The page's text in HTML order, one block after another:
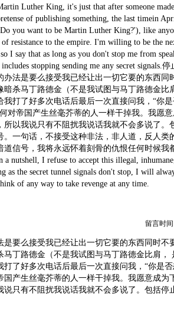
Luther King, it's just that after someone
of publishing something, the last timein
you want to be Martin Luther King?'), like
of resistance to the empire. I'm willing to be the
I say that as long as you don't stop me from
stopping sending me any secret signals.
办法是要么接受我已经让出一切它要的东西同
暗杀马丁路德金（不是我试图与马丁路德金比
我打了好多次电话后最后一次直接问我，“你
对帝国产生丝毫芥蒂的人一样干掉我。我愿
所以我说只有不阻扰我说话我就不会多说了。
。一句话，不接受这种非法，非人道，反人类
道信号，我将永远怀着刻骨的仇恨任何时候我
a nutshell, I refuse to accept this illegal,
as the secret tunnel signals don't stop, I will
of any way to take revenge at any time.
留言时间
是要么接受我已经让出一切它要的东西同时不
马丁路德金（不是我试图与马丁路德金比肩，
打了好多次电话后最后一次直接问我，“你是
国产生丝毫芥蒂的人一样干掉我。我愿意成为
说只有不阻扰我说话我就不会多说了。包括停